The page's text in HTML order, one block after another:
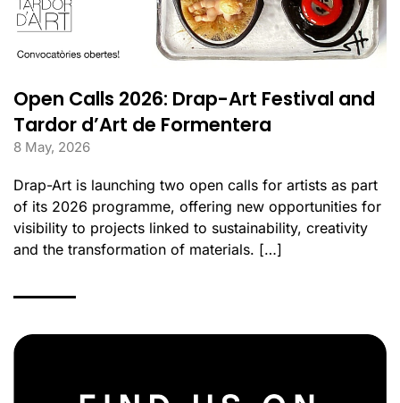
Open Calls 2026: Drap-Art Festival and
Tardor d’Art de Formentera
8 May, 2026
Drap-Art is launching two open calls for artists as part
of its 2026 programme, offering new opportunities for
visibility to projects linked to sustainability, creativity
and the transformation of materials. […]